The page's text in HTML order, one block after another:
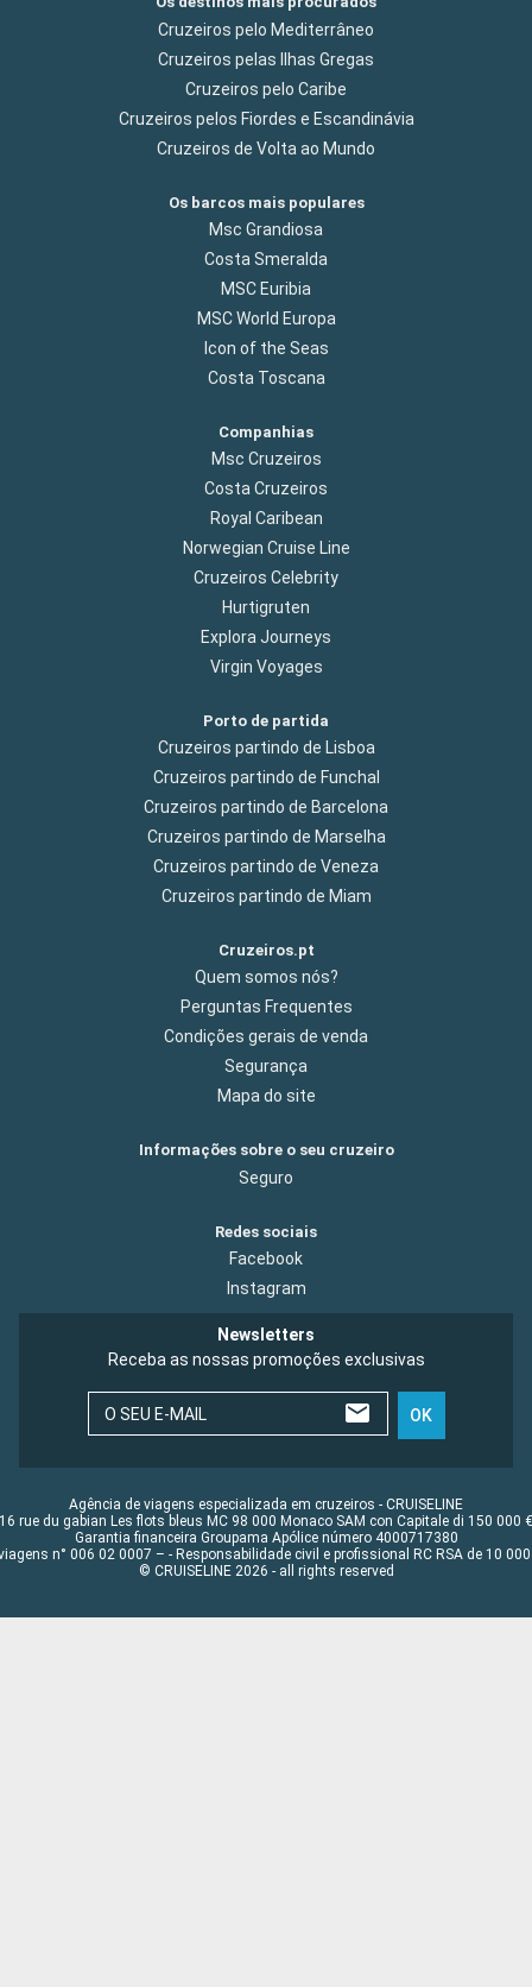
Cruzeiros pelo Mediterrâneo
Cruzeiros pelas Ilhas Gregas
Cruzeiros pelo Caribe
Cruzeiros pelos Fiordes e Escandinávia
Cruzeiros de Volta ao Mundo
Os barcos mais populares
Msc Grandiosa
Costa Smeralda
MSC Euribia
MSC World Europa
Icon of the Seas
Costa Toscana
Companhias
Msc Cruzeiros
Costa Cruzeiros
Royal Caribean
Norwegian Cruise Line
Cruzeiros Celebrity
Hurtigruten
Explora Journeys
Virgin Voyages
Porto de partida
Cruzeiros partindo de Lisboa
Cruzeiros partindo de Funchal
Cruzeiros partindo de Barcelona
Cruzeiros partindo de Marselha
Cruzeiros partindo de Veneza
Cruzeiros partindo de Miam
Cruzeiros.pt
Quem somos nós?
Perguntas Frequentes
Condições gerais de venda
Segurança
Mapa do site
Informações sobre o seu cruzeiro
Seguro
Redes sociais
Facebook
Instagram
Newsletters
Receba as nossas promoções exclusivas
O SEU E-MAIL OK
Agência de viagens especializada em cruzeiros - CRUISELINE
16 rue du gabian Les flots bleus MC 98 000 Monaco SAM con Capitale di 150 000 €
Garantia financeira Groupama Apólice número 4000717380
n° 006 02 0007 – - Responsabilidade civil e profissional RC RSA de 10 000
© CRUISELINE 2026 - all rights reserved